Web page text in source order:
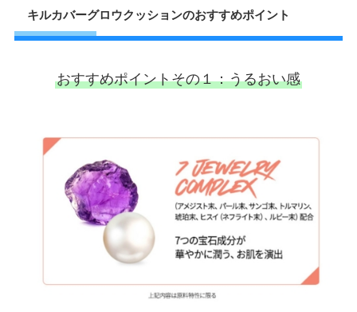
キルカバーグロウクッションのおすすめポイント
おすすめポイントその１：うるおい感